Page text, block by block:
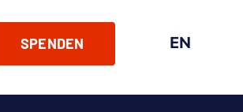
SPENDEN EN